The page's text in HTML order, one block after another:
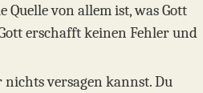
Quelle von allem ist, was Gott
erschafft keinen Fehler und
nichts versagen kannst. Du